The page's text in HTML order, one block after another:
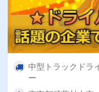
中型トラックドラ
ー